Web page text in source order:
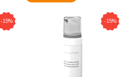
-15% -15%